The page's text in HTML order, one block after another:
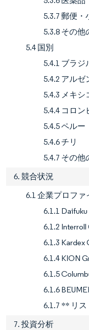
5.3.7 郵便・
5.3.8 その
5.4 国別
5.4.1 ブラジ
5.4.2 アルゼ
5.4.3 メキシ
5.4.4 コロン
5.4.5 ペルー
5.4.6 チリ
5.4.7 その
6. 競合状況
6.1 企業プロファ
6.1.1
6.1.2 Interroll
6.1.3 Kardex
6.1.4 KION
6.1.5
6.1.6
6.1.7 ** リ
7. 投資分析